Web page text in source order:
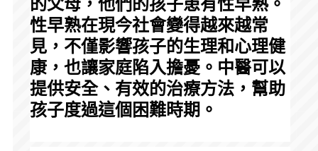
的父母，他們的孩子患有性早熟。
性早熟在現今社會變得越來越常
見，不僅影響孩子的生理和心理健
康，也讓家庭陷入擔憂。中醫可以
提供安全、有效的治療方法，幫助
孩子度過這個困難時期。